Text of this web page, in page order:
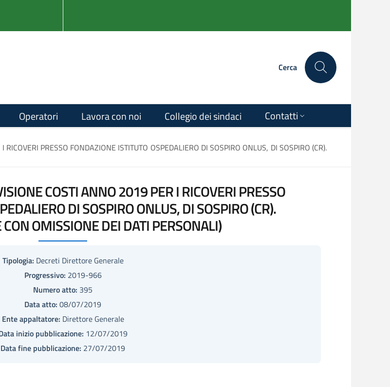
Cerca
Operatori Lavora con noi Collegio dei sindaci Contatti
PRESSO FONDAZIONE ISTITUTO OSPEDALIERO DI SOSPIRO ONLUS, DI SOSPIRO (CR).
COSTI ANNO 2019 PER I RICOVERI PRESSO
DI SOSPIRO ONLUS, DI SOSPIRO (CR).
OMISSIONE DEI DATI PERSONALI)
Tipologia: Decreti Direttore Generale
Progressivo: 2019-966
Numero atto: 395
Data atto: 08/07/2019
Ente appaltatore: Direttore Generale
inizio pubblicazione: 12/07/2019
Data fine pubblicazione: 27/07/2019